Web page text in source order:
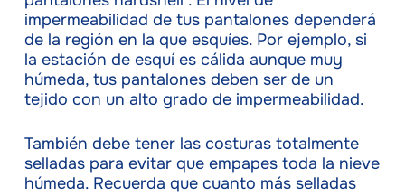
impermeabilidad de tus pantalones dependerá
de la región en la que esquíes. Por ejemplo, si
la estación de esquí es cálida aunque muy
húmeda, tus pantalones deben ser de un
tejido con un alto grado de impermeabilidad.
También debe tener las costuras totalmente
selladas para evitar que empapes toda la nieve
húmeda. Recuerda que cuanto más selladas